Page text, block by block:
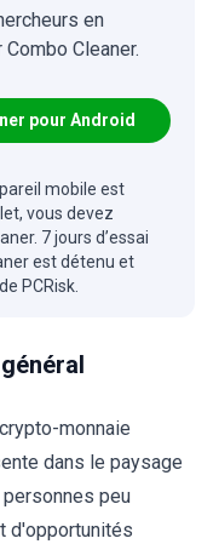
en
Cleaner.
pour Android
mobile est
vous devez
7 jours d’essai
est détenu et
PCRisk.
monnaie
dans le paysage
peu
d'opportunités